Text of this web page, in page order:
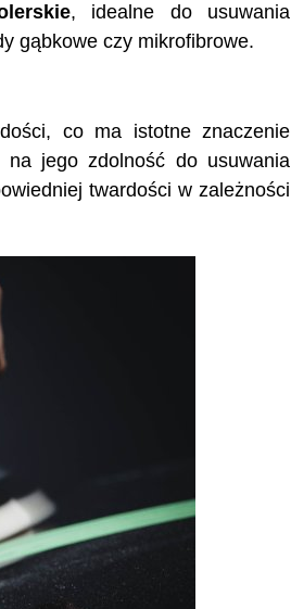
, idealne do usuwania
gąbkowe czy mikrofibrowe.
co ma istotne znaczenie
na jego zdolność do usuwania
twardości w zależności